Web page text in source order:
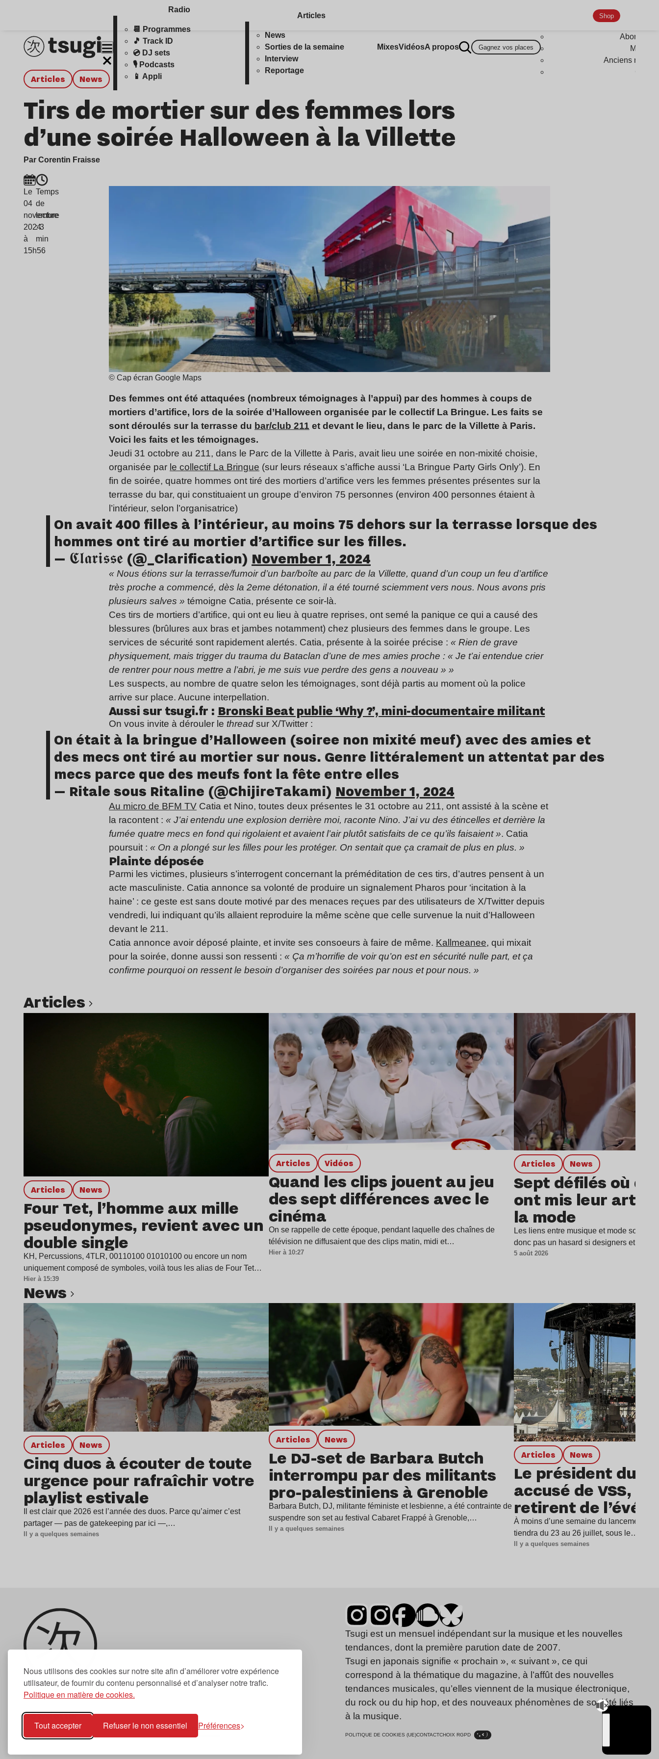
Nous utilisons des cookies sur notre site afin d’améliorer votre expérience
utilisateur, de fournir du contenu personnalisé et d’analyser notre trafic.
Politique en matière de cookies.
Tout accepter Refuser le non essentiel Préférences
Radio
📆 Programmes
🎵 Track ID
💿 DJ sets
🎙️ Podcasts
📱 Appli
Articles
News
Sorties de la semaine
Interview
Reportage
MixesVidéosA propos Gagnez vos places
Shop
Anciens
Articles news
Tirs de mortier sur des femmes lors
d’une soirée Halloween à la Villette
Par Corentin Fraisse
Le
04
novembre
2024
à
15h56
Temps
de
lecture
: 3
min
© Cap écran Google Maps
Des femmes ont été attaquées (nombreux témoignages à l’appui) par des hommes à coups de
mortiers d’artifice, lors de la soirée d’Halloween organisée par le collectif La Bringue. Les faits se
sont déroulés sur la terrasse du bar/club 211 et devant le lieu, dans le parc de la Villette à Paris.
Voici les faits et les témoignages.
Jeudi 31 octobre au 211, dans le Parc de la Villette à Paris, avait lieu une soirée en non-mixité choisie,
organisée par le collectif La Bringue (sur leurs réseaux s’affiche aussi ‘La Bringue Party Girls Only’). En
fin de soirée, quatre hommes ont tiré des mortiers d’artifice vers les femmes présentes présentes sur la
terrasse du bar, qui constituaient un groupe d’environ 75 personnes (environ 400 personnes étaient à
l’intérieur, selon l’organisatrice)
On avait 400 filles à l’intérieur, au moins 75 dehors sur la terrasse lorsque des
hommes ont tiré au mortier d’artifice sur les filles.
— 𝕮𝖑𝖆𝖗𝖎𝖘𝖘𝖊 (@_Clarification) November 1, 2024
« Nous étions sur la terrasse/fumoir d’un bar/boîte au parc de la Villette, quand d’un coup un feu d’artifice
très proche a commencé, dès la 2eme détonation, il a été tourné sciemment vers nous. Nous avons pris
plusieurs salves » témoigne Catia, présente ce soir-là.
Ces tirs de mortiers d’artifice, qui ont eu lieu à quatre reprises, ont semé la panique ce qui a causé des
blessures (brûlures aux bras et jambes notamment) chez plusieurs des femmes dans le groupe. Les
services de sécurité sont rapidement alertés. Catia, présente à la soirée précise : « Rien de grave
physiquement, mais trigger du trauma du Bataclan d’une de mes amies proche : « Je t’ai entendue crier
de rentrer pour nous mettre a l’abri, je me suis vue perdre des gens a nouveau » »
Les suspects, au nombre de quatre selon les témoignages, sont déjà partis au moment où la police
arrive sur place. Aucune interpellation.
Aussi sur tsugi.fr : Bronski Beat publie ‘Why ?’, mini-documentaire militant
On vous invite à dérouler le thread sur X/Twitter :
On était à la bringue d’Halloween (soiree non mixité meuf) avec des amies et
des mecs ont tiré au mortier sur nous. Genre littéralement un attentat par des
mecs parce que des meufs font la fête entre elles
— Ritale sous Ritaline (@ChijireTakami) November 1, 2024
Au micro de BFM TV Catia et Nino, toutes deux présentes le 31 octobre au 211, ont assisté à la scène et
la racontent : « J’ai entendu une explosion derrière moi, raconte Nino. J’ai vu des étincelles et derrière la
fumée quatre mecs en fond qui rigolaient et avaient l’air plutôt satisfaits de ce qu’ils faisaient ». Catia
poursuit : « On a plongé sur les filles pour les protéger. On sentait que ça cramait de plus en plus. »
Plainte déposée
Parmi les victimes, plusieurs s’interrogent concernant la préméditation de ces tirs, d’autres pensent à un
acte masculiniste. Catia annonce sa volonté de produire un signalement Pharos pour ‘incitation à la
haine’ : ce geste est sans doute motivé par des menaces reçues par des utilisateurs de X/Twitter depuis
vendredi, lui indiquant qu’ils allaient reproduire la même scène que celle survenue la nuit d’Halloween
devant le 211.
Catia annonce avoir déposé plainte, et invite ses consoeurs à faire de même. Kallmeanee, qui mixait
pour la soirée, donne aussi son ressenti : « Ça m’horrifie de voir qu’on est en sécurité nulle part, et ça
confirme pourquoi on ressent le besoin d’organiser des soirées par nous et pour nous. »
Articles
Articles news
Four Tet, l’homme aux mille
pseudonymes, revient avec un
double single
KH, Percussions, 4TLR, 00110100 01010100 ou encore un nom
uniquement composé de symboles, voilà tous les alias de Four Tet…
Hier à 15:39
Articles Vidéos
Quand les clips jouent au jeu
des sept différences avec le
cinéma
On se rappelle de cette époque, pendant laquelle des chaînes de
télévision ne diffusaient que des clips matin, midi et…
Hier à 10:27
Articles news
Sept défilés où
ont mis leur art
la mode
Les liens entre musique et mode sont
donc pas un hasard si designers et
5 août 2026
Lire l’article Lire l’article
news
Articles news
Cinq duos à écouter de toute
urgence pour rafraîchir votre
playlist estivale
Il est clair que 2026 est l’année des duos. Parce qu’aimer c’est
partager — pas de gatekeeping par ici —,…
Il y a quelques semaines
Articles news
Le DJ-set de Barbara Butch
interrompu par des militants
pro-palestiniens à Grenoble
Barbara Butch, DJ, militante féministe et lesbienne, a été contrainte de
suspendre son set au festival Cabaret Frappé à Grenoble,…
Il y a quelques semaines
Articles news
Le président du
accusé de VSS,
retirent de
À moins d’une semaine du lancement
tiendra du 23 au 26 juillet, sous le…
Il y a quelques semaines
Lire l’article Lire l’article
Newsletter
S'abonner
Tsugi est un mensuel indépendant sur la musique et les nouvelles
tendances, dont la première parution date de 2007.
Tsugi en japonais signifie « prochain », « suivant », ce qui
correspond à la thématique du magazine, à l’affût des nouvelles
tendances musicales, qu’elles viennent de la musique électronique,
du rock ou du hip hop, et des nouveaux phénomènes de société liés
à la musique.
POLITIQUE DE COOKIES (UE)CONTACTCHOIX RGPD